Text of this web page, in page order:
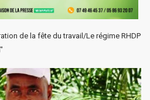
de la fête du travail/Le régime RHDP